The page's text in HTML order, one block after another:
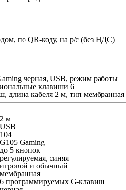
по QR-коду, на р/с (без НДС)
черная, USB, режим работы
клавиши 6
длина кабеля 2 м, тип мембранная
2 м
USB
104
G105 Gaming
до 5 кнопок
регулируемая, синяя
игровой и обычный
мембранная
6 программируемых G-клавиш